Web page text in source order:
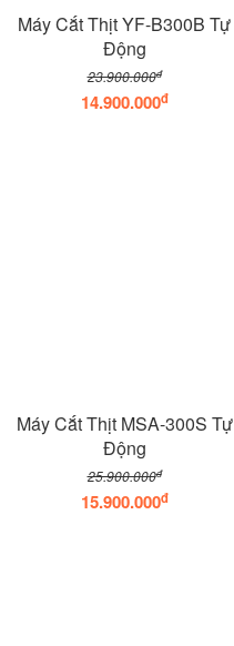
Máy Cắt Thịt YF-B300B Tự
Động
23.900.000đ
14.900.000đ
Máy Cắt Thịt MSA-300S Tự
Động
25.900.000đ
15.900.000đ